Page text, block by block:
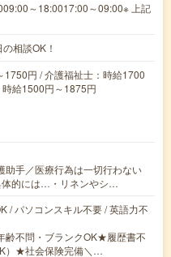
～18:0017:00～09:00※ 上記
相談OK！
円 / 介護福祉士：時給1700
給1500円～1875円
助手／医療行為は一切行わない
的には…・リネンやシ…
/ パソコンスキル不要 / 英語力不
齢不問・ブランクOK★履歴書不
）★社会保険完備＼…